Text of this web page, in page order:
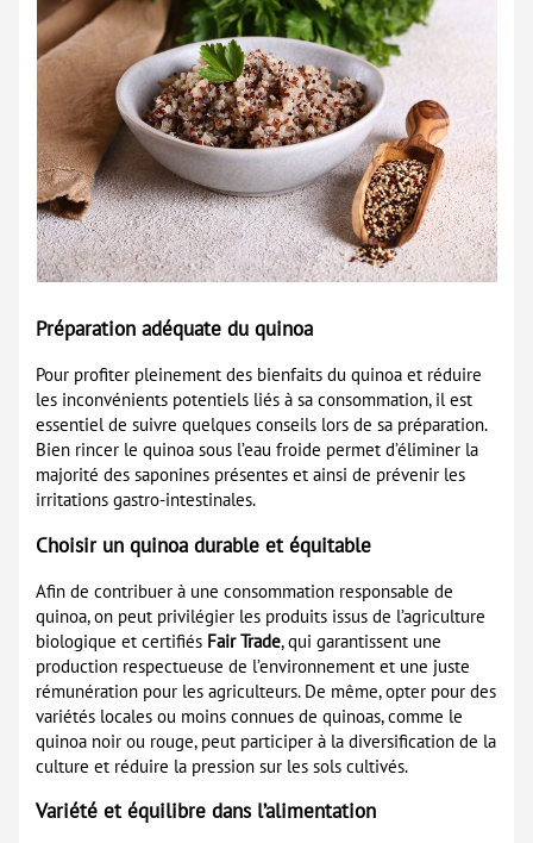
Préparation adéquate du quinoa
Pour profiter pleinement des bienfaits du quinoa et réduire
les inconvénients potentiels liés à sa consommation, il est
essentiel de suivre quelques conseils lors de sa préparation.
Bien rincer le quinoa sous l’eau froide permet d’éliminer la
majorité des saponines présentes et ainsi de prévenir les
irritations gastro-intestinales.
Choisir un quinoa durable et équitable
Afin de contribuer à une consommation responsable de
quinoa, on peut privilégier les produits issus de l’agriculture
biologique et certifiés Fair Trade, qui garantissent une
production respectueuse de l’environnement et une juste
rémunération pour les agriculteurs. De même, opter pour des
variétés locales ou moins connues de quinoas, comme le
quinoa noir ou rouge, peut participer à la diversification de la
culture et réduire la pression sur les sols cultivés.
Variété et équilibre dans l’alimentation